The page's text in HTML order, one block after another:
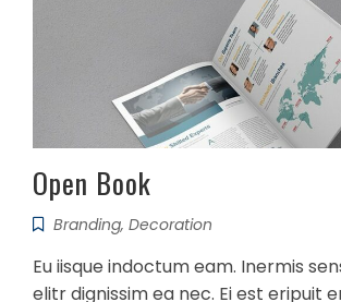
Open Book
Branding, Decoration
Eu iisque indoctum eam. Inermis
elitr dignissim ea nec. Ei est eripuit